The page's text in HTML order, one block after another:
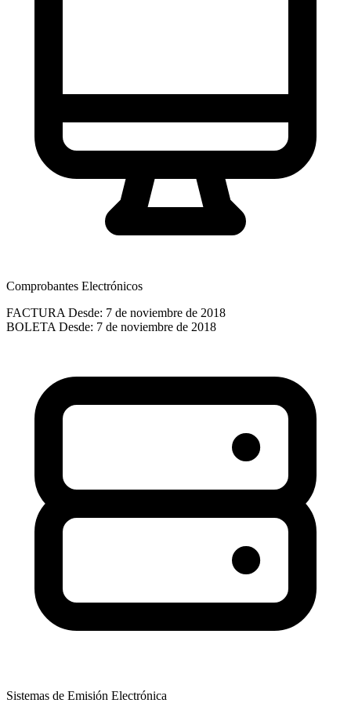
Comprobantes Electrónicos
FACTURA Desde: 7 de noviembre de 2018
BOLETA Desde: 7 de noviembre de 2018
Sistemas de Emisión Electrónica